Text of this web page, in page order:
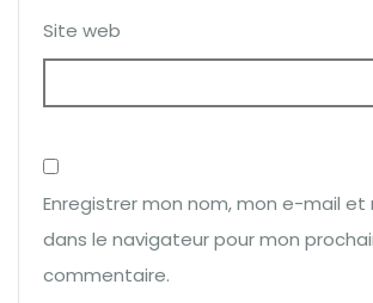
Site web
Enregistrer mon nom, mon e-mail et
dans le navigateur pour mon
commentaire.